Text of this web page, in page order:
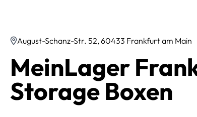
August-Schanz-Str. 52, 60433 Frankfurt am Main
MeinLager
Storage Boxen